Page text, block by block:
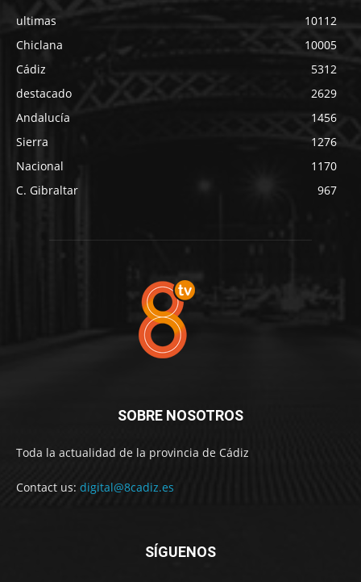
ultimas
10112
Chiclana
10005
Cádiz
5312
destacado
2629
Andalucía
1456
Sierra
1276
Nacional
1170
C. Gibraltar
967
SOBRE NOSOTROS
Toda la actualidad de la provincia de Cádiz
Contact us: digital@8cadiz.es
SÍGUENOS